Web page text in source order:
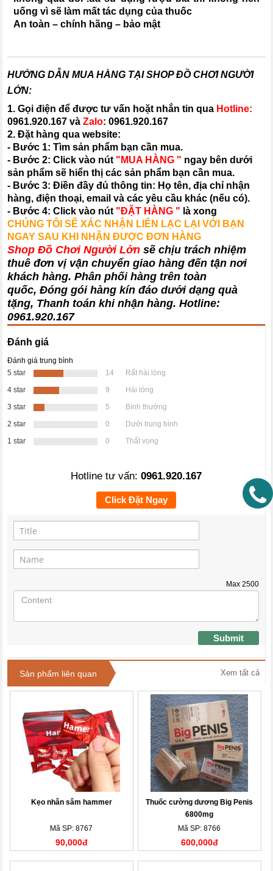
uống vì sẽ làm mất tác dụng của thuốc
An toàn – chính hãng – bảo mật
HƯỚNG DẪN MUA HÀNG TẠI SHOP ĐỒ CHƠI NGƯỜI
LỚN:
1. Gọi điện để được tư vấn hoặt nhắn tin qua Hotline:
0961.920.167 vàZalo:0961.920.167
2. Đặt hàng qua website:
- Bước 1: Tìm sản phẩm bạn cần mua.
- Bước 2: Click vào nút "MUA HÀNG " ngay bên dưới
sản phẩm sẽ hiển thị các sản phẩm bạn cần mua.
- Bước 3: Điền đầy đủ thông tin: Họ tên, địa chỉ nhận
hàng, điện thoại, email và các yêu cầu khác (nếu có).
- Bước 4: Click vào nút "ĐẶT HÀNG " là xong
CHÚNG TÔI SẼ XÁC NHẬN LIÊN LẠC LẠI VỚI BẠN
NGAY SAU KHI NHẬN ĐƯỢC ĐƠN HÀNG
Shop Đồ Chơi Người Lớn sẽ chịu trách nhiệm
thuê đơn vị vận chuyển giao hàng đến tận nơi
khách hàng. Phân phối hàng trên toàn
quốc, Đóng gói hàng kín đáo dưới dạng quà
tặng, Thanh toán khi nhận hàng. Hotline:
0961.920.167
Đánh giá
Đánh giá trung bình
5 star
14
Rất hài lòng
4 star
9
Hài lòng
3 star
5
Bình thường
2 star
0
Dưới trung bình
1 star
0 Thất vọng
Hotline tư vấn: 0961.920.167
Click Đặt Ngay
Max 2500
Submit
Sản phẩm liên quan Xem tất cả
Kẹo nhân sâm hammer
Mã SP: 8767
90,000đ
Thuốc cường dương Big Penis
6800mg
Mã SP: 8766
600,000đ